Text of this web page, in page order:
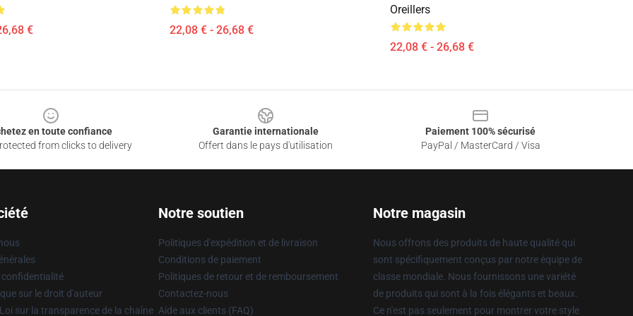
€ 22,08 € - 26,68 €
Oreillers
22,08 € - 26,68 €
en toute confiance
from clicks to delivery
Garantie internationale
Offert dans le pays d'utilisation
Paiement 100% sécurisé
PayPal / MasterCard / Visa
confidentialité
sur le droit d'auteur
sur la transparence de la chaîne
Notre soutien
Politiques d'expédition et de livraison
Conditions de paiement
Politiques de retour et de remboursement
Contactez-nous
Aide aux clients (FAQ)
Notre magasin
Nous offrons des produits de haute qualité qui
sont spécifiquement conçus par notre équipe de
classe mondiale. Nous fournissons une variété
de produits qui sont à la fois élégants et beaux.
Ce n'est pas seulement pour montrer votre style